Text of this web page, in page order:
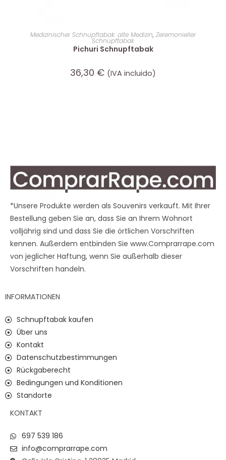
IN DEN WARENKORB
Medizinischer Schnupftabak: alte Medizin, Zeremonieller
Schnupftabak
Pichuri Schnupftabak
36,30 € (IVA incluido)
*Unsere Produkte werden als Souvenirs verkauft. Mit Ihrer
Bestellung geben Sie an, dass Sie an Ihrem Wohnort
volljährig sind und dass Sie die örtlichen Vorschriften
kennen. Außerdem entbinden Sie www.Comprarrape.com
von jeglicher Haftung, wenn Sie außerhalb dieser
Vorschriften handeln.
INFORMATIONEN
Schnupftabak kaufen
Über uns
Kontakt
Datenschutzbestimmungen
Rückgaberecht
Bedingungen und Konditionen
Standorte
KONTAKT
697 539 186
info@comprarrape.com